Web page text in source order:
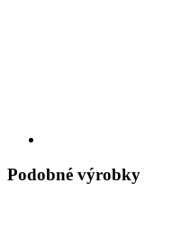
Podobné výrobky